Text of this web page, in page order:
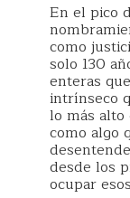
‌En el pico
como
solo 130
enteras
intrínseco
lo más alto
como algo
desde los
ocupar